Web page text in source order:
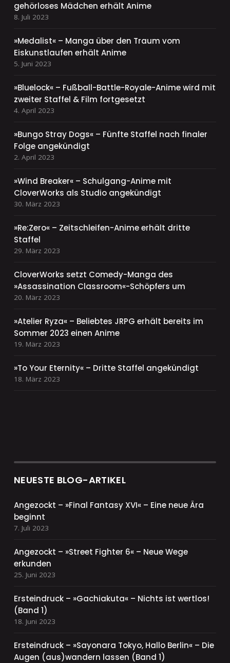
gehörloses Mädchen erhält Anime
8. Juli 2023
»Medalist« – Manga über den Traum vom
Eiskunstlaufen erhält Anime
5. Juni 2023
»Bluelock« – Fußball-Battle-Royale-Anime wird mit
zweiter Staffel & Film fortgesetzt
4. April 2023
»Bungo Stray Dogs« – Fünfte Staffel nach finaler
Folge angekündigt
2. April 2023
»Wind Breaker« – Schulgang-Anime mit
CloverWorks als Studio angekündigt
30. März 2023
»Re:Zero« – Zeitschleifen-Anime erhält dritte
Staffel
29. März 2023
CloverWorks setzt Comedy-Manga des
»Assassination Classroom«-Schöpfers um
20. März 2023
»Atelier Ryza« – Beliebtes JRPG erhält bereits im
Sommer 2023 einen Anime
19. März 2023
»To Your Eternity« – Dritte Staffel angekündigt
18. März 2023
NEUESTE BLOG-ARTIKEL
Angezockt – »Final Fantasy XVI« – Eine neue Ära
beginnt
7. Juli 2023
Angezockt – »Street Fighter 6« – Neue Wege
erkunden
25. Juni 2023
Ersteindruck – »Gachiakuta« – Nichts ist wertlos!
(Band 1)
18. Juni 2023
Ersteindruck – »Sayonara Tokyo, Hallo Berlin« – Die
Augen (aus)wandern lassen (Band 1)